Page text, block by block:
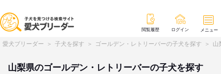
閲覧履歴 ログイン メニュー
愛犬ブリーダー 子犬を探す ゴールデン・レトリーバーの子犬を探す 山
山梨県のゴールデン・レトリーバーの子犬を探す